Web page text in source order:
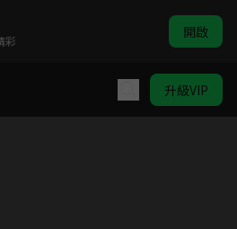
彩 開啟
升級VIP